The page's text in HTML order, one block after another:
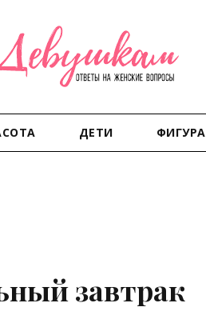
ДЕТИ ФИГУРА
завтрак